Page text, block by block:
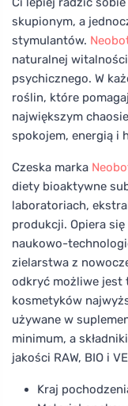
skupionym, a
stymulantów.
naturalnej
psychicznego. W
roślin, które
największym
spokojem, energią i
Czeska marka
diety bioaktywne
laboratoriach,
produkcji. Opiera
naukowo-
zielarstwa z
odkryć możliwe jest
kosmetyków
używane w
minimum, a
jakości RAW, BIO i
Kraj